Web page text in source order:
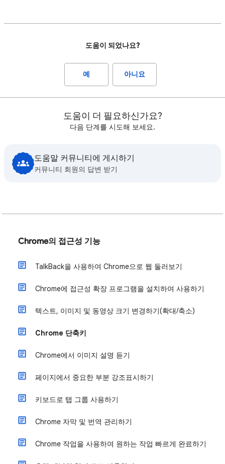
도움이 되었나요?
예 아니요
도움이 더 필요하신가요?
다음 단계를 시도해 보세요.
도움말 커뮤니티에 게시하기
커뮤니티 회원의 답변 받기
Chrome의 접근성 기능
TalkBack을 사용하여 Chrome으로 웹 둘러보기
Chrome에 접근성 확장 프로그램을 설치하여 사용하기
텍스트, 이미지 및 동영상 크기 변경하기(확대/축소)
Chrome 단축키
Chrome에서 이미지 설명 듣기
페이지에서 중요한 부분 강조표시하기
키보드로 탭 그룹 사용하기
Chrome 자막 및 번역 관리하기
Chrome 작업을 사용하여 원하는 작업 빠르게 완료하기